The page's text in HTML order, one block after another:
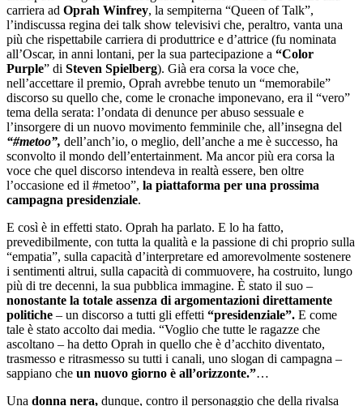
carriera ad Oprah Winfrey, la sempiterna “Queen of Talk”,
l’indiscussa regina dei talk show televisivi che, peraltro, vanta una
più che rispettabile carriera di produttrice e d’attrice (fu nominata
all’Oscar, in anni lontani, per la sua partecipazione a “Color
Purple” di Steven Spielberg). Già era corsa la voce che,
nell’accettare il premio, Oprah avrebbe tenuto un “memorabile”
discorso su quello che, come le cronache imponevano, era il “vero”
tema della serata: l’ondata di denunce per abuso sessuale e
l’insorgere di un nuovo movimento femminile che, all’insegna del
“#metoo”, dell’anch’io, o meglio, dell’anche a me è successo, ha
sconvolto il mondo dell’entertainment. Ma ancor più era corsa la
voce che quel discorso intendeva in realtà essere, ben oltre
l’occasione ed il #metoo”, la piattaforma per una prossima
campagna presidenziale.
E così è in effetti stato. Oprah ha parlato. E lo ha fatto,
prevedibilmente, con tutta la qualità e la passione di chi proprio sulla
“empatia”, sulla capacità d’interpretare ed amorevolmente sostenere
i sentimenti altrui, sulla capacità di commuovere, ha costruito, lungo
più di tre decenni, la sua pubblica immagine. È stato il suo –
nonostante la totale assenza di argomentazioni direttamente
politiche – un discorso a tutti gli effetti “presidenziale”. E come
tale è stato accolto dai media. “Voglio che tutte le ragazze che
ascoltano – ha detto Oprah in quello che è d’acchito diventato,
trasmesso e ritrasmesso su tutti i canali, uno slogan di campagna –
sappiano che un nuovo giorno è all’orizzonte.”…
Una donna nera, dunque, contro il personaggio che della rivalsa